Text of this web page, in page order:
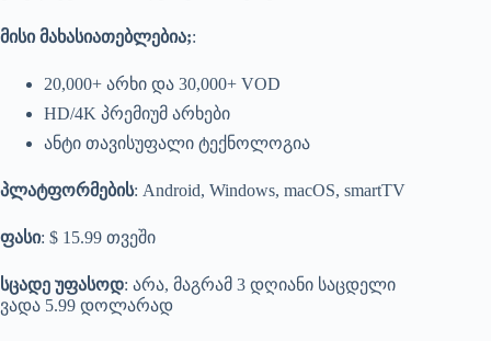
მისი მახასიათებლებია;:
20,000+ არხი და 30,000+ VOD
HD/4K პრემიუმ არხები
ანტი თავისუფალი ტექნოლოგია
პლატფორმების: Android, Windows, macOS, smartTV
ფასი: $ 15.99 თვეში
სცადე უფასოდ: არა, მაგრამ 3 დღიანი საცდელი
ვადა 5.99 დოლარად